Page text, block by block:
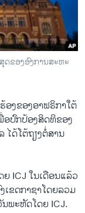
ດຂອງອົງການສະຫະ
ອງ​ຂອງ​ອາ​ຟຣິກາ​ໃຕ້
ອ​ປົກ​ປ້ອງ​ສິດ​ທິຂອງ​
ໄດ້​ໂຕ້ຖຽງ​ຕໍ່​ສານ​
ICJ ໃນເດືອນແລ້ວ
ເຂດກາຊາໂດຍລວມ
ນພະຫັດໂດຍ ICJ.